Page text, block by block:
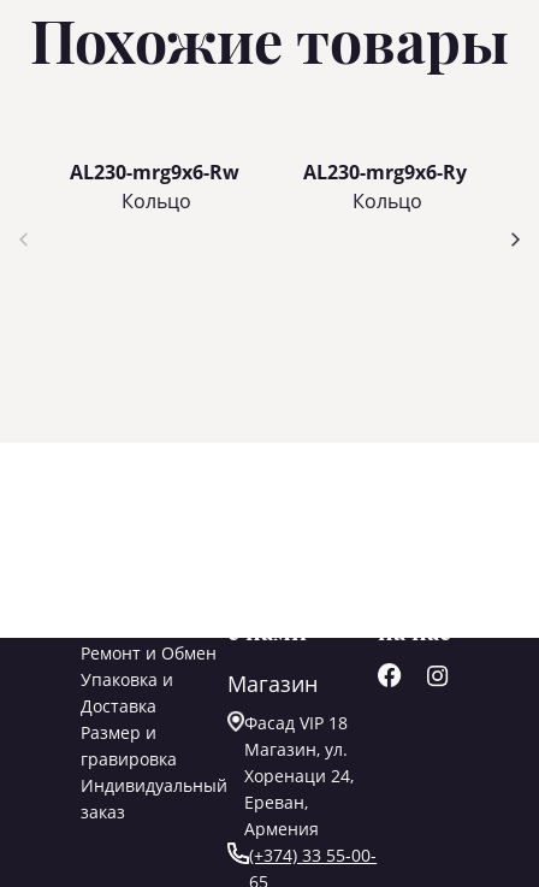
Похожие товары
AL230-mrg9x6-Rw
Кольцo
AL230-mrg9x6-Ry
Кольцo
Ремонт и Обмен
Упаковка и
Доставка
Размер и
гравировка
Индивидуальный
заказ
с нами
Магазин
Фасад VIP 18
Магазин, ул.
Хоренаци 24,
Ереван,
Армения
(+374) 33 55-00-
65
на нас